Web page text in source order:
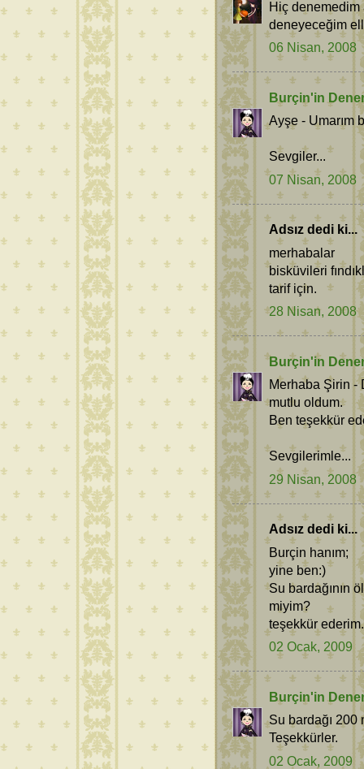
Hiç
deneyeceğim
06 Nisan, 2008
Burçin'in
Ayşe - Umarım
Sevgiler...
07 Nisan, 2008
Adsız dedi ki...
merhabalar
bisküvileri
tarif için.
28 Nisan, 2008
Burçin'in
Merhaba Şirin -
mutlu oldum.
Ben teşekkür
Sevgilerimle...
29 Nisan, 2008
Adsız dedi ki...
Burçin hanım;
yine ben:)
Su bardağının
miyim?
teşekkür
02 Ocak, 2009
Burçin'in
Su bardağı 200
Teşekkürler.
02 Ocak, 2009